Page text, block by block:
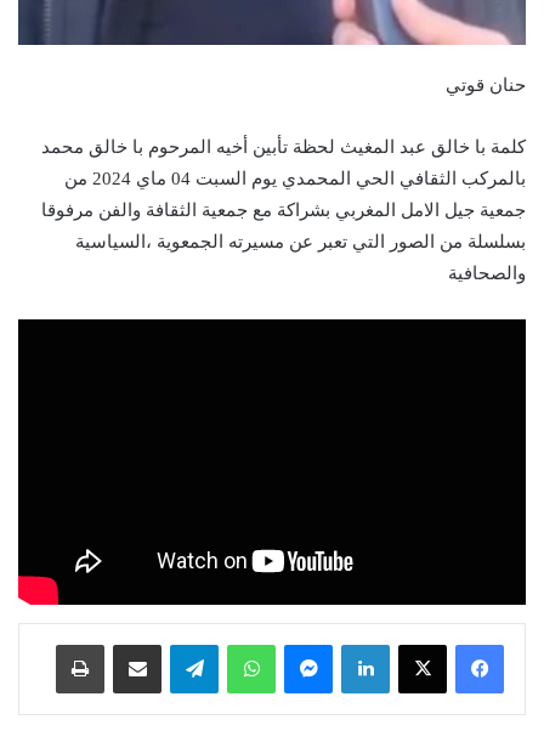
حنان قوتي
كلمة با خالق عبد المغيث لحظة تأبين أخيه المرحوم با خالق محمد
بالمركب الثقافي الحي المحمدي يوم السبت 04 ماي 2024 من
جمعية جيل الامل المغربي بشراكة مع جمعية الثقافة والفن مرفوقا
بسلسلة من الصور التي تعبر عن مسيرته الجمعوية ،السياسية
والصحافية
لينكدإن ماسنجر واتساب تيلقرام مشاركة عبر البريد طباعة